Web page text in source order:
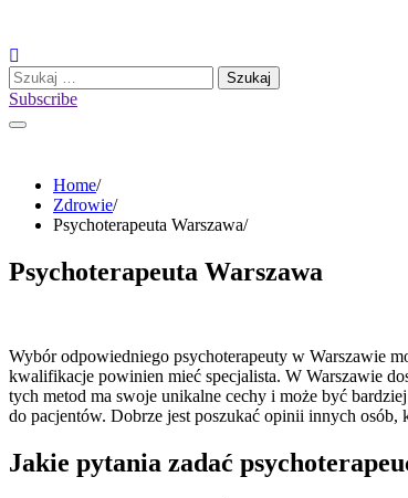
content
Szukaj:
Subscribe
Home
Zdrowie
Psychoterapeuta Warszawa
Psychoterapeuta Warszawa
Wybór odpowiedniego psychoterapeuty w Warszawie
kwalifikacje powinien mieć specjalista. W Warszawie
tych metod ma swoje unikalne cechy i może być
do pacjentów. Dobrze jest poszukać opinii innych osób,
Jakie pytania zadać